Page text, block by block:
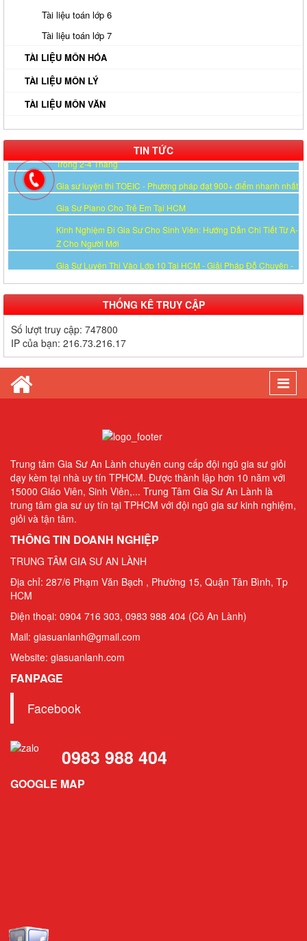
Tài liệu toán lớp 6
Tài liệu toán lớp 7
TÀI LIỆU MÔN HÓA
TÀI LIỆU MÔN LÝ
TÀI LIỆU MÔN VĂN
TIN TỨC
Công Lập
Gia Sư Online Tại HCM Chất Lượng Cao – Giải Pháp Học Hiệu
Quả Ngay Tại Nhà
Gia Sư Tiếng Nhật Cho Người Đi Làm - Lộ Trình Linh Hoạt, Hiệu
Trong 2-4 Tháng
Gia sư luyện thi TOEIC - Phương pháp đạt 900+ điểm nhanh nhất
Gia Sư Piano Cho Trẻ Em Tại HCM
Kinh Nghiệm Đi Gia Sư Cho Sinh Viên: Hướng Dẫn Chi Tiết Từ A-
Z Cho Người Mới
Gia Sư Luyện Thi Vào Lớp 10 Tại HCM - Giải Pháp Đỗ Chuyên -
Công Lập
Gia Sư Online Tại HCM Chất Lượng Cao – Giải Pháp Học Hiệu
Gia Sư Tiếng Nhật Cho Người Đi Làm - Lộ Trình Linh Hoạt, Hiệu
Quả Cao Tại TP.HCM
Gia Sư Luyện Thi IELTS Cấp Tốc - Lộ Trình Đạt Band 6.0-8.0
Trong 2-4 Tháng
Gia sư luyện thi TOEIC - Phương pháp đạt 900+ điểm nhanh nhất
THỐNG KÊ TRUY CẬP
Số lượt truy cập: 747800
IP của bạn: 216.73.216.17
Trung tâm Gia Sư An Lành chuyên cung cấp đội ngũ gia sư giỏi
dạy kèm tại nhà uy tín TPHCM. Được thành lập hơn 10 năm với
15000 Giáo Viên, Sinh Viên,... Trung Tâm Gia Sư An Lành là
trung tâm gia sư uy tín tại TPHCM với đội ngũ gia sư kinh nghiệm,
giỏi và tận tâm.
THÔNG TIN DOANH NGHIỆP
TRUNG TÂM GIA SƯ AN LÀNH
Địa chỉ: 287/6 Phạm Văn Bạch , Phường 15, Quận Tân Bình, Tp
HCM
Điện thoại: 0904 716 303, 0983 988 404 (Cô An Lành)
Mail: giasuanlanh@gmail.com
Website: giasuanlanh.com
FANPAGE
Facebook
0983 988 404
GOOGLE MAP